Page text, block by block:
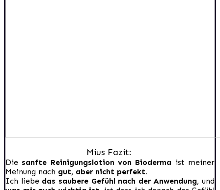
Mius Fazit:
Die sanfte Reinigungslotion von Bioderma ist meiner
Meinung nach gut, aber nicht perfekt.
Ich liebedas saubere Gefühl nach der Anwendung, und